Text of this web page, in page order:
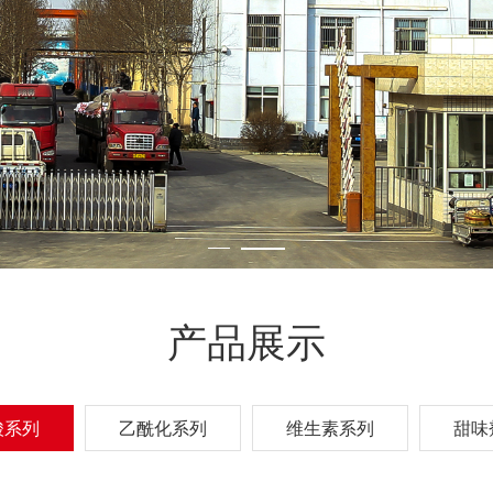
产品展示
列 乙酰化系列 维生素系列 甜